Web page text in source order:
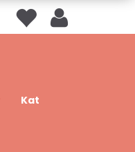
Kat